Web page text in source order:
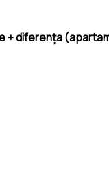
+ diferența